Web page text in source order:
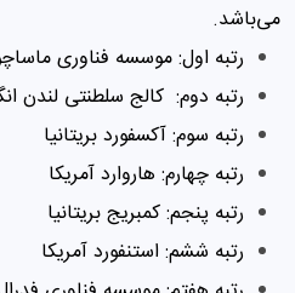
می‌باشد.
رتبه اول: موسسه فناوری
رتبه دوم: کالج سلطنتی لندن
رتبه سوم: آکسفورد بریتانیا
رتبه چهارم: هاروارد آمریکا
رتبه پنجم: کمبریج بریتانیا
رتبه ششم: استنفورد آمریکا